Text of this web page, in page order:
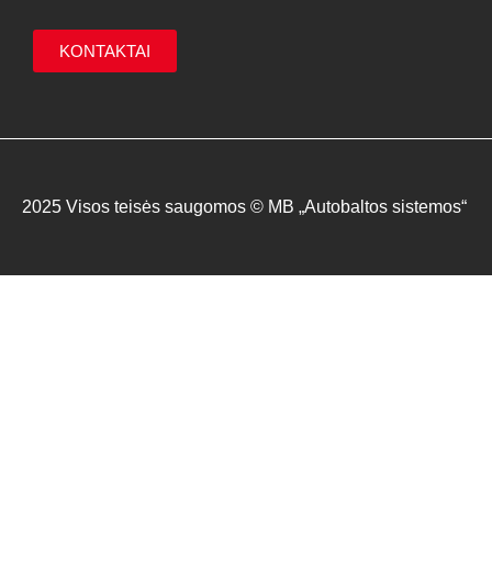
KONTAKTAI
2025 Visos teisės saugomos © MB „Autobaltos sistemos“